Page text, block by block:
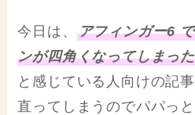
今日は、 アフィンガー6
ンが四角くなってしまっ
と感じている人向けの記
直ってしまうのでパパっ